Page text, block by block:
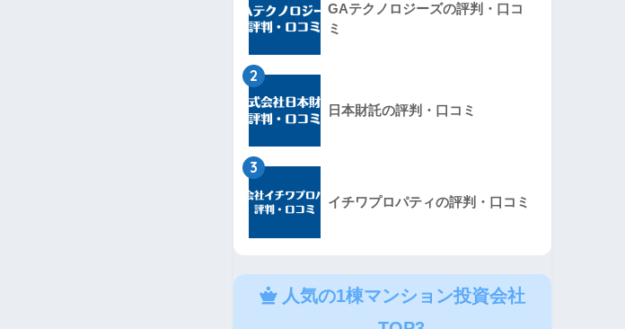
GAテクノロジーズの評判・口コ
ミ
2
日本財託の評判・口コミ
3
イチワプロパティの評判・口コミ
人気の1棟マンション投資会社